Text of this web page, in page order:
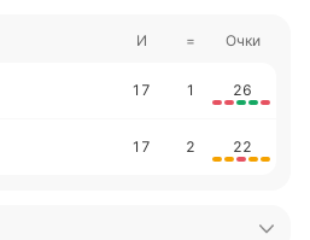
И = Очки
17 1 26
17 2 22